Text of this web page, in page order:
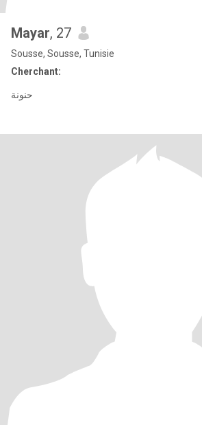
Mayar, 27
Sousse, Sousse, Tunisie
Cherchant:
حنونة